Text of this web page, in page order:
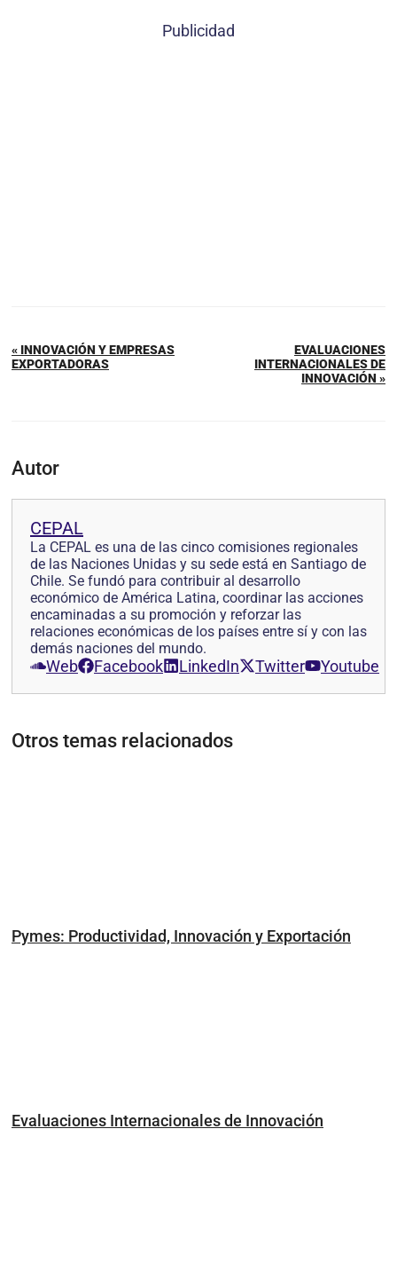
Publicidad
« INNOVACIÓN Y EMPRESAS
EXPORTADORAS
EVALUACIONES
INTERNACIONALES DE
INNOVACIÓN »
Autor
CEPAL
La CEPAL es una de las cinco comisiones regionales
de las Naciones Unidas y su sede está en Santiago de
Chile. Se fundó para contribuir al desarrollo
económico de América Latina, coordinar las acciones
encaminadas a su promoción y reforzar las
relaciones económicas de los países entre sí y con las
demás naciones del mundo.
Web Facebook LinkedIn Twitter Youtube
Otros temas relacionados
Pymes: Productividad, Innovación y Exportación
Evaluaciones Internacionales de Innovación